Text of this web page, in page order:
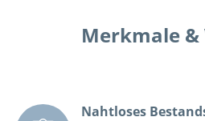
Merkmale
Nahtloses